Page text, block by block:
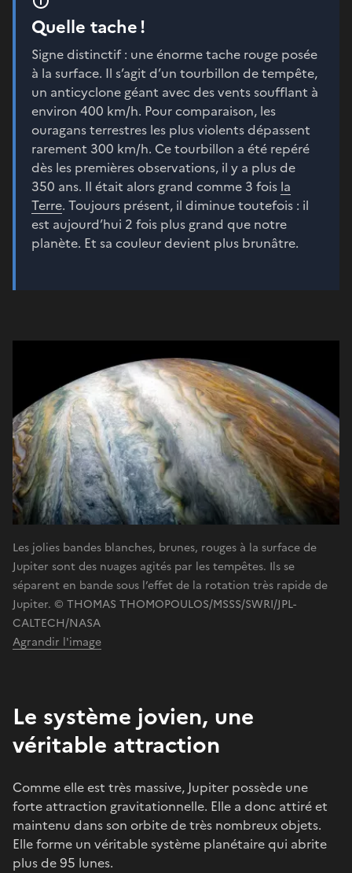
Quelle tache !
Signe distinctif : une énorme tache rouge posée
à la surface. Il s’agit d’un tourbillon de tempête,
un anticyclone géant avec des vents soufflant à
environ 400 km/h. Pour comparaison, les
ouragans terrestres les plus violents dépassent
rarement 300 km/h. Ce tourbillon a été repéré
dès les premières observations, il y a plus de
350 ans. Il était alors grand comme 3 fois la
Terre. Toujours présent, il diminue toutefois : il
est aujourd’hui 2 fois plus grand que notre
planète. Et sa couleur devient plus brunâtre.
Les jolies bandes blanches, brunes, rouges à la surface de
Jupiter sont des nuages agités par les tempêtes. Ils se
séparent en bande sous l’effet de la rotation très rapide de
Jupiter. © THOMAS THOMOPOULOS/MSSS/SWRI/JPL-
CALTECH/NASA
Agrandir l'image
Le système jovien, une
véritable attraction
Comme elle est très massive, Jupiter possède une
forte attraction gravitationnelle. Elle a donc attiré et
maintenu dans son orbite de très nombreux objets.
Elle forme un véritable système planétaire qui abrite
plus de 95 lunes.